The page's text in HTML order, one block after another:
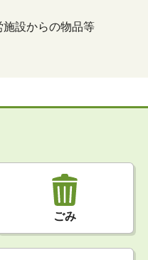
設からの物品等
ごみ